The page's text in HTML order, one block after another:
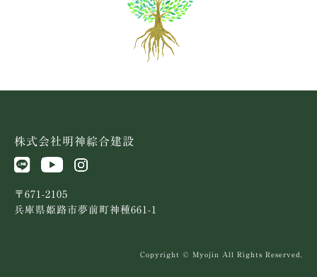
株式会社明神綜合建設
〒671-2105
兵庫県姫路市夢前町神種661-1
Copyright © Myojin All Rights Reserved.